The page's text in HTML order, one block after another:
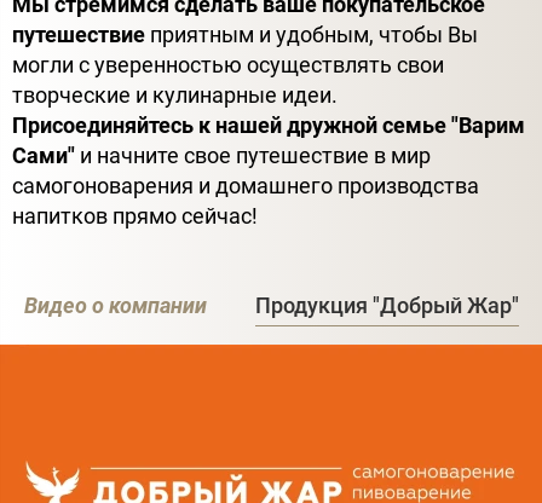
путешествие приятным и удобным, чтобы Вы
могли с уверенностью осуществлять свои
творческие и кулинарные идеи.
Присоединяйтесь к нашей дружной семье "Варим
Сами" и начните свое путешествие в мир
самогоноварения и домашнего производства
напитков прямо сейчас!
Видео о компании Продукция "Добрый Жар"